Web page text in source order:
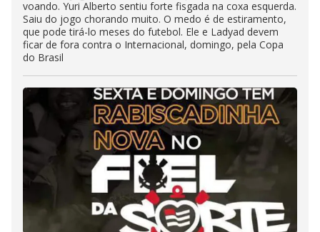
voando. Yuri Alberto sentiu forte fisgada na coxa esquerda.
Saiu do jogo chorando muito. O medo é de estiramento,
que pode tirá-lo meses do futebol. Ele e Ladyad devem
ficar de fora contra o Internacional, domingo, pela Copa
do Brasil